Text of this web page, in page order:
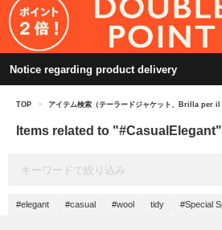
Notice regarding product delivery
TOP > アイテム検索（テーラードジャケット、Brilla per il
Items related to "#CasualElegant"
#elegant #casual #wool tidy #Special